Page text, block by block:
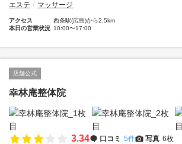
エステ マッサージ
アクセス
西条駅(広島)から2.5km
本日の営業状況 10:00〜17:00
店舗公式
幸林庵整体院
3.34 口コミ 5件 写真 6枚